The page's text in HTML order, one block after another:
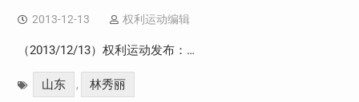
2013-12-13 权利运动编辑
（2013/12/13）权利运动发布：…
山东 , 林秀丽